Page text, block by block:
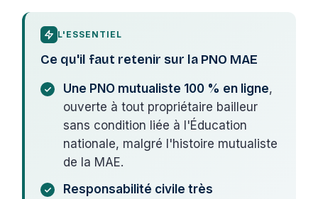
L'ESSENTIEL
Ce qu'il faut retenir sur la PNO MAE
Une PNO mutualiste 100 % en ligne,
ouverte à tout propriétaire bailleur
sans condition liée à l'Éducation
nationale, malgré l'histoire mutualiste
de la MAE.
Responsabilité civile très